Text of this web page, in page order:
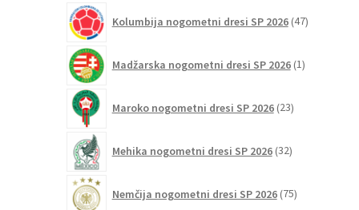
Kolumbija nogometni dresi SP 2026 47izdelkov
Madžarska nogometni dresi SP 2026 1izdelek
Maroko nogometni dresi SP 2026 23izdelkov
Mehika nogometni dresi SP 2026 32izdelkov
Nemčija nogometni dresi SP 2026 75izdelkov